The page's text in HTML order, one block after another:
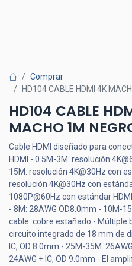
Comprar
HD104 CABLE HDMI 4K
HD104 CABLE
MACHO 1M
Cable HDMI diseñado para
HDMI - 0.5M-3M: resolución
15M: resolución 4K@30Hz con
resolución 4K@30Hz con
1080P@60Hz con estándar
- 8M: 28AWG OD8.0mm - 10M-
cable: cobre estañado - Múltiple
circuito integrado de 18 mm de
IC, OD 8.0mm - 25M-35M:
24AWG + IC, OD 9.0mm - El